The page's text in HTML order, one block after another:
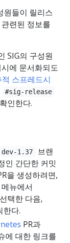
원들이 릴리스
련된 정보를
SIG의 구성원
에 문서화되도
스프레드시
#sig-release
인한다.
dev-1.37
브랜
인 간단한 커밋
을 생성하려면,
뉴에서
택한 다음,
한다.
PR과
에 대한 링크를